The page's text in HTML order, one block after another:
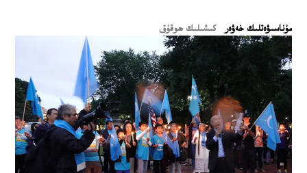
ﻣﯘﻧﺎﺳﯩﯟﻩﺗﻠﯩﻚ ﺧﻪﯞﻩﺭ كىشىلىك ھوقۇق